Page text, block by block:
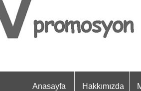
Anasayfa Hakkımızda